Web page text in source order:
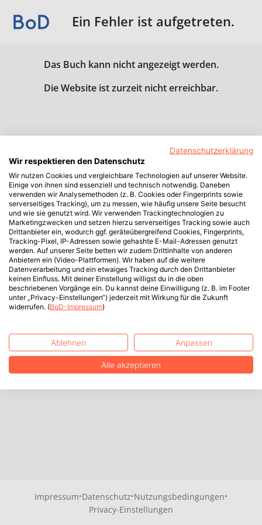
Ein Fehler ist aufgetreten.
Das Buch kann nicht angezeigt werden.
Die Website ist zurzeit nicht erreichbar.
Impressum·Datenschutz·Nutzungsbedingungen·
Privacy-Einstellungen
Datenschutzerklärung
Wir respektieren den Datenschutz
Wir nutzen Cookies und vergleichbare Technologien auf unserer Website.
Einige von ihnen sind essenziell und technisch notwendig. Daneben
verwenden wir Analysemethoden (z. B. Cookies oder Fingerprints sowie
serverseitiges Tracking), um zu messen, wie häufig unsere Seite besucht
und wie sie genutzt wird. Wir verwenden Trackingtechnologien zu
Marketingzwecken und setzen hierzu serverseitiges Tracking sowie auch
Drittanbieter ein, wodurch ggf. geräteübergreifend Cookies, Fingerprints,
Tracking-Pixel, IP-Adressen sowie gehashte E-Mail-Adressen genutzt
werden. Auf unserer Seite betten wir zudem Drittinhalte von anderen
Anbietern ein (Video-Plattformen). Wir haben auf die weitere
Datenverarbeitung und ein etwaiges Tracking durch den Drittanbieter
keinen Einfluss. Mit deiner Einstellung willigst du in die oben
beschriebenen Vorgänge ein. Du kannst deine Einwilligung (z. B. im Footer
unter „Privacy-Einstellungen“) jederzeit mit Wirkung für die Zukunft
widerrufen. (BoD-Impressum)
Ablehnen Anpassen
Alle akzeptieren